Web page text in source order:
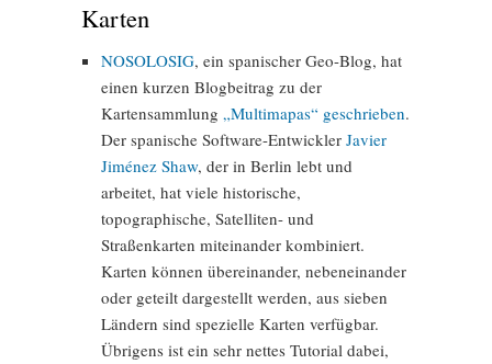
Karten
NOSOLOSIG, ein spanischer Geo-Blog, hat
einen kurzen Blogbeitrag zu der
Kartensammlung „Multimapas“ geschrieben.
Der spanische Software-Entwickler Javier
Jiménez Shaw, der in Berlin lebt und
arbeitet, hat viele historische,
topographische, Satelliten- und
Straßenkarten miteinander kombiniert.
Karten können übereinander, nebeneinander
oder geteilt dargestellt werden, aus sieben
Ländern sind spezielle Karten verfügbar.
Übrigens ist ein sehr nettes Tutorial dabei,